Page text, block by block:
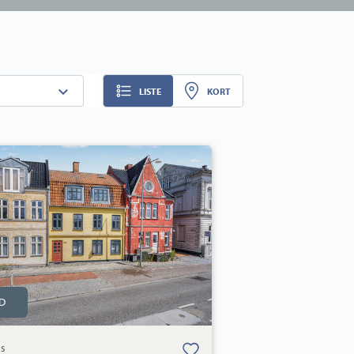
LISTE KORT
Bolig er gemt
under dine